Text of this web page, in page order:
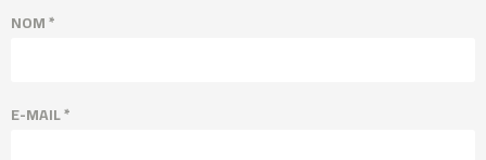
NOM*
E-MAIL*